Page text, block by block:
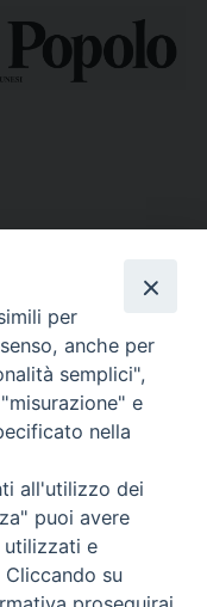
per
anche per
semplici",
e
nella
all'utilizzo dei
puoi avere
utilizzati e
su